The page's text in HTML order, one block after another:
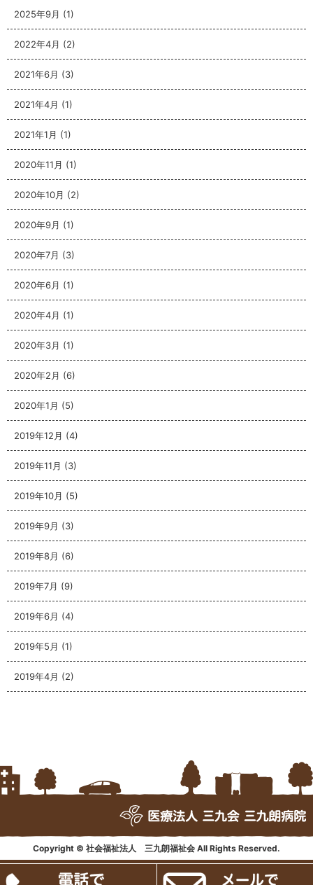
2025年9月 (1)
2022年4月 (2)
2021年6月 (3)
2021年4月 (1)
2021年1月 (1)
2020年11月 (1)
2020年10月 (2)
2020年9月 (1)
2020年7月 (3)
2020年6月 (1)
2020年4月 (1)
2020年3月 (1)
2020年2月 (6)
2020年1月 (5)
2019年12月 (4)
2019年11月 (3)
2019年10月 (5)
2019年9月 (3)
2019年8月 (6)
2019年7月 (9)
2019年6月 (4)
2019年5月 (1)
2019年4月 (2)
Copyright © 社会福祉法人 三九朗福祉会 All Rights Reserved.